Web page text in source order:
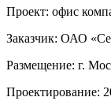
Проект: офис
Заказчик: ОАО
Размещение: г.
Проектирование: